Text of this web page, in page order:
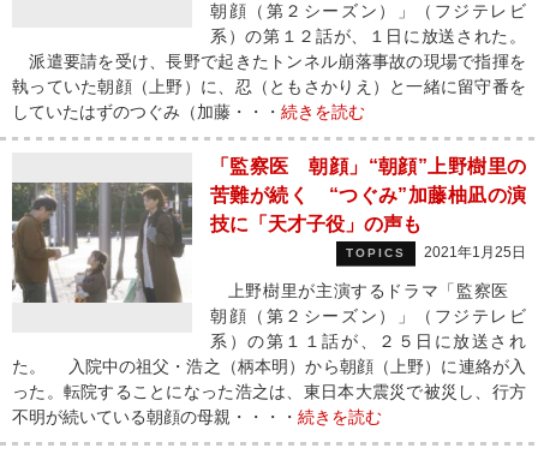
朝顔（第２シーズン）」（フジテレビ
系）の第１２話が、１日に放送された。
派遣要請を受け、長野で起きたトンネル崩落事故の現場で指揮を
執っていた朝顔（上野）に、忍（ともさかりえ）と一緒に留守番を
していたはずのつぐみ（加藤・・・ 続きを読む
「監察医 朝顔」“朝顔”上野樹里の
苦難が続く “つぐみ”加藤柚凪の演
技に「天才子役」の声も
TOPICS 2021年1月25日
上野樹里が主演するドラマ「監察医
朝顔（第２シーズン）」（フジテレビ
系）の第１１話が、２５日に放送され
た。 入院中の祖父・浩之（柄本明）から朝顔（上野）に連絡が入
った。転院することになった浩之は、東日本大震災で被災し、行方
不明が続いている朝顔の母親・・・・ 続きを読む